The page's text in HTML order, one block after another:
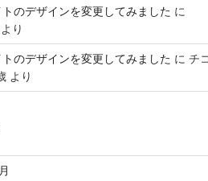
のデザインを変更してみました に
より
のデザインを変更してみました に チ
より